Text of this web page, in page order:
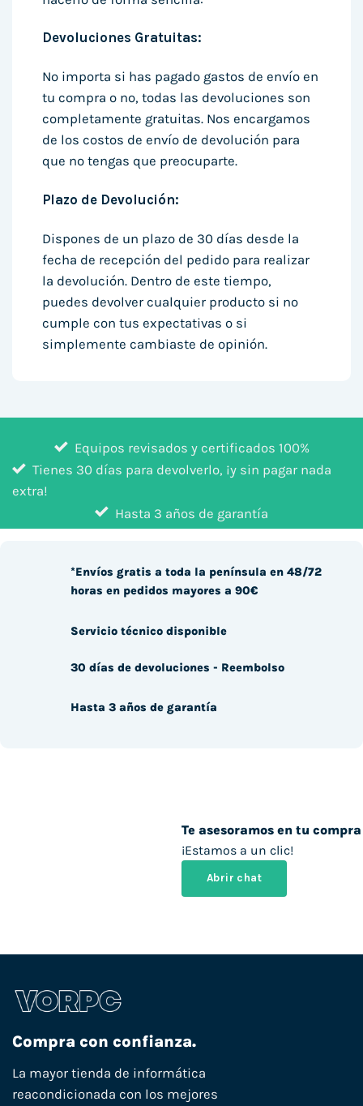
Devoluciones Gratuitas:
No importa si has pagado gastos de envío en
tu compra o no, todas las devoluciones son
completamente gratuitas. Nos encargamos
de los costos de envío de devolución para
que no tengas que preocuparte.
Plazo de Devolución:
Dispones de un plazo de 30 días desde la
fecha de recepción del pedido para realizar
la devolución. Dentro de este tiempo,
puedes devolver cualquier producto si no
cumple con tus expectativas o si
simplemente cambiaste de opinión.
Equipos revisados y certificados 100%
Tienes 30 días para devolverlo, ¡y sin pagar nada
extra!
Hasta 3 años de garantía
Te asesoramos en tu compra
¡Estamos a un clic!
Abrir chat
*Envíos gratis a toda la península en 48/72
horas en pedidos mayores a 90€
Servicio técnico disponible
30 días de devoluciones - Reembolso
Hasta 3 años de garantía
Compra con confianza.
La mayor tienda de informática
reacondicionada con los mejores